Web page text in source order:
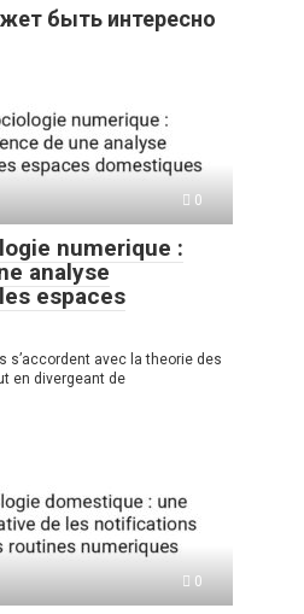
быть интересно
0
numerique :
analyse
espaces
s’accordent avec la theorie des
en divergeant de
0